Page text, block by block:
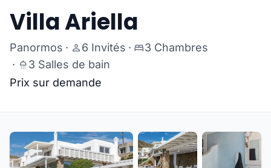
Villa Ariella
Panormos · 6 Invités ·
3 Chambres
·
3 Salles de bain
Prix sur demande